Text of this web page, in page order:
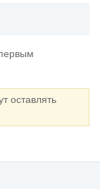
оставлять